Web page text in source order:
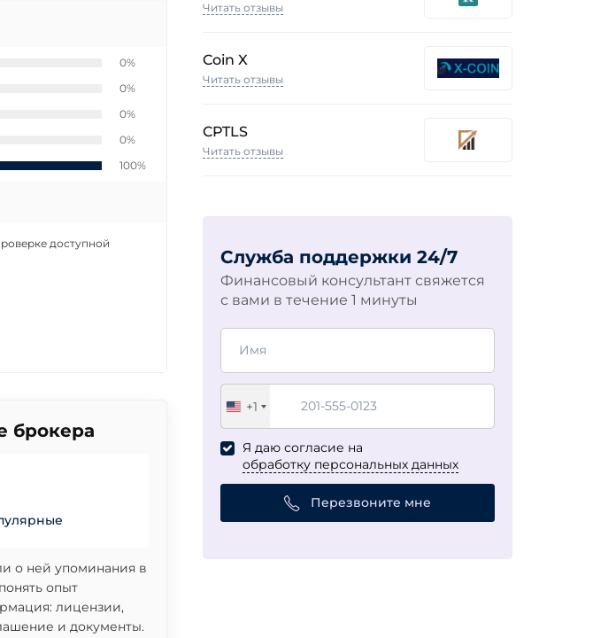
0%
0%
0%
0%
100%
доступной
брокера
о ней упоминания в
опыт
лицензии,
и документы.
Читать отзывы
Coin X
Читать отзывы
CPTLS
Читать отзывы
Служба поддержки 24/7
Финансовый консультант свяжется
с вами в течение 1 минуты
United
States
+1
+1
Я даю согласие на
обработку персональных данных
Перезвоните мне